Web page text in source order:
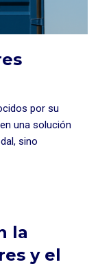
por su
una solución
sino
la
y el